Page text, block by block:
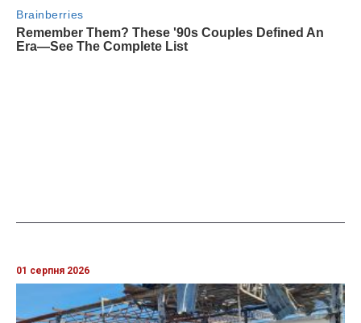
01 серпня 2026